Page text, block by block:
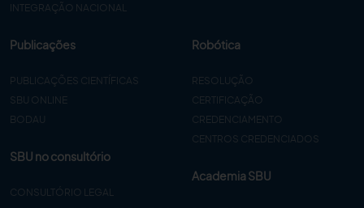
INTEGRAÇÃO NACIONAL
Publicações
PUBLICAÇÕES CIENTÍFICAS
SBU ONLINE
BODAU
SBU no consultório
CONSULTÓRIO LEGAL
Robótica
RESOLUÇÃO
CERTIFICAÇÃO
CREDENCIAMENTO
CENTROS CREDENCIADOS
Academia SBU